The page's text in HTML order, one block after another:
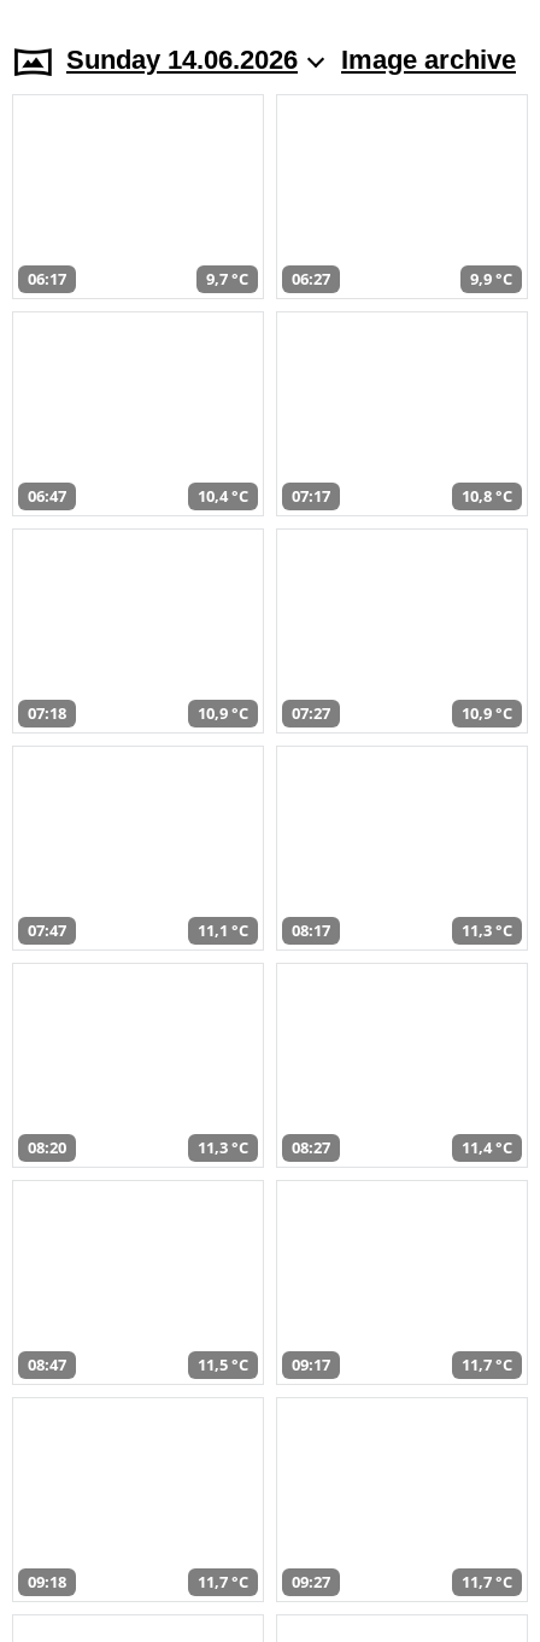
Sunday 14.06.2026 Image archive
06:17 9,7 °C 06:27 9,9 °C
06:47 10,4 °C 07:17 10,8 °C
07:18 10,9 °C 07:27 10,9 °C
07:47 11,1 °C 08:17 11,3 °C
08:20 11,3 °C 08:27 11,4 °C
08:47 11,5 °C 09:17 11,7 °C
09:18 11,7 °C 09:27 11,7 °C